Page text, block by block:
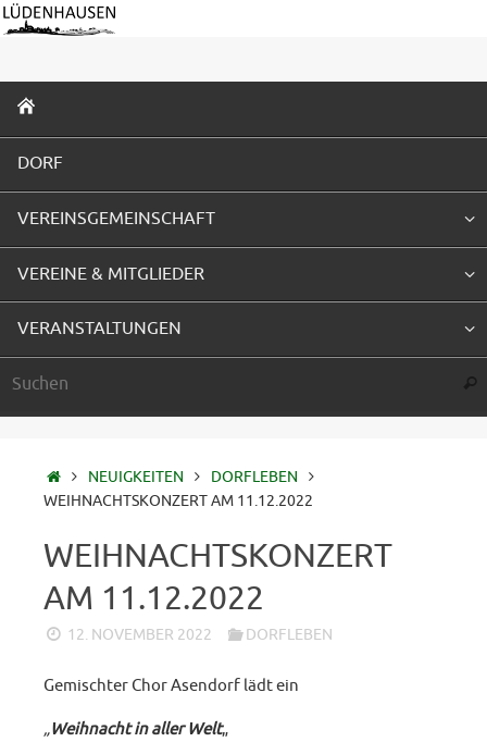
Zum
Inhalt
INHALT
SPRINGEN
DORF
VEREINSGEMEINSCHAFT
VEREINE & MITGLIEDER
VERANSTALTUNGEN
STARTSEITE
NEUIGKEITEN
DORFLEBEN
WEIHNACHTSKONZERT AM 11.12.2022
WEIHNACHTSKONZERT
AM 11.12.2022
12. NOVEMBER 2022 DORFLEBEN
Gemischter Chor Asendorf lädt ein
„Weihnacht in aller Welt„